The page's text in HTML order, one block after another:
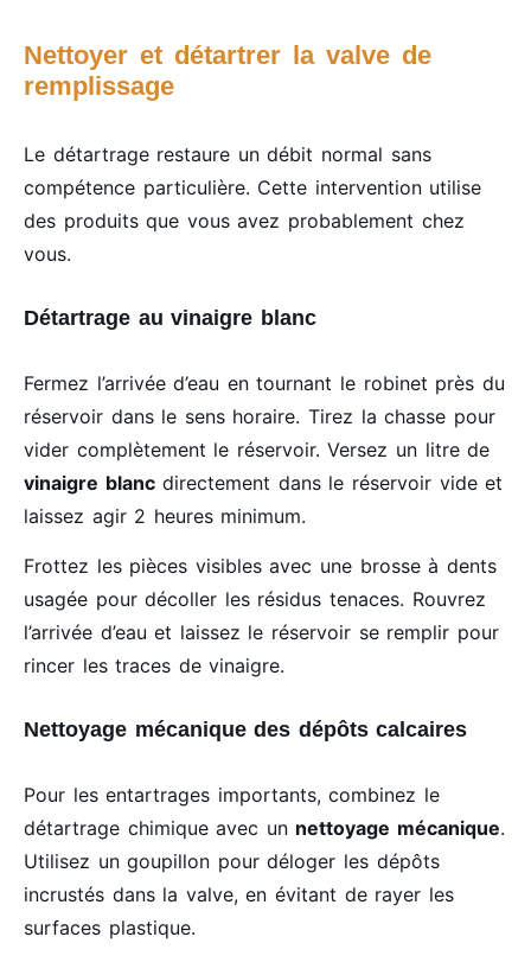
Nettoyer et détartrer la valve de
remplissage
Le détartrage restaure un débit normal sans
compétence particulière. Cette intervention utilise
des produits que vous avez probablement chez
vous.
Détartrage au vinaigre blanc
Fermez l’arrivée d’eau en tournant le robinet près du
réservoir dans le sens horaire. Tirez la chasse pour
vider complètement le réservoir. Versez un litre de
vinaigre blancdirectement dans le réservoir vide et
laissez agir 2 heures minimum.
Frottez les pièces visibles avec une brosse à dents
usagée pour décoller les résidus tenaces. Rouvrez
l’arrivée d’eau et laissez le réservoir se remplir pour
rincer les traces de vinaigre.
Nettoyage mécanique des dépôts calcaires
Pour les entartrages importants, combinez le
détartrage chimique avec un nettoyage mécanique.
Utilisez un goupillon pour déloger les dépôts
incrustés dans la valve, en évitant de rayer les
surfaces plastique.